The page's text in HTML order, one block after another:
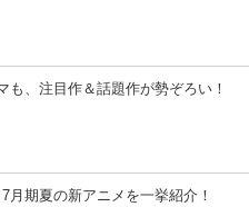
も、注目作＆話題作が勢ぞろい！
7月期夏の新アニメを一挙紹介！